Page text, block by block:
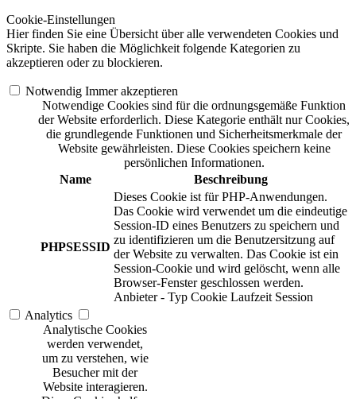
Cookie-Einstellungen
Hier finden Sie eine Übersicht über alle verwendeten Cookies und
Skripte. Sie haben die Möglichkeit folgende Kategorien zu
akzeptieren oder zu blockieren.
Notwendig Immer akzeptieren
Notwendige Cookies sind für die ordnungsgemäße Funktion
der Website erforderlich. Diese Kategorie enthält nur Cookies,
die grundlegende Funktionen und Sicherheitsmerkmale der
Website gewährleisten. Diese Cookies speichern keine
persönlichen Informationen.
Name
Beschreibung
PHPSESSID
Dieses Cookie ist für PHP-Anwendungen.
Das Cookie wird verwendet um die eindeutige
Session-ID eines Benutzers zu speichern und
zu identifizieren um die Benutzersitzung auf
der Website zu verwalten. Das Cookie ist ein
Session-Cookie und wird gelöscht, wenn alle
Browser-Fenster geschlossen werden.
Anbieter - Typ Cookie Laufzeit Session
Analytics
Analytische Cookies
werden verwendet,
um zu verstehen, wie
Besucher mit der
Website interagieren.